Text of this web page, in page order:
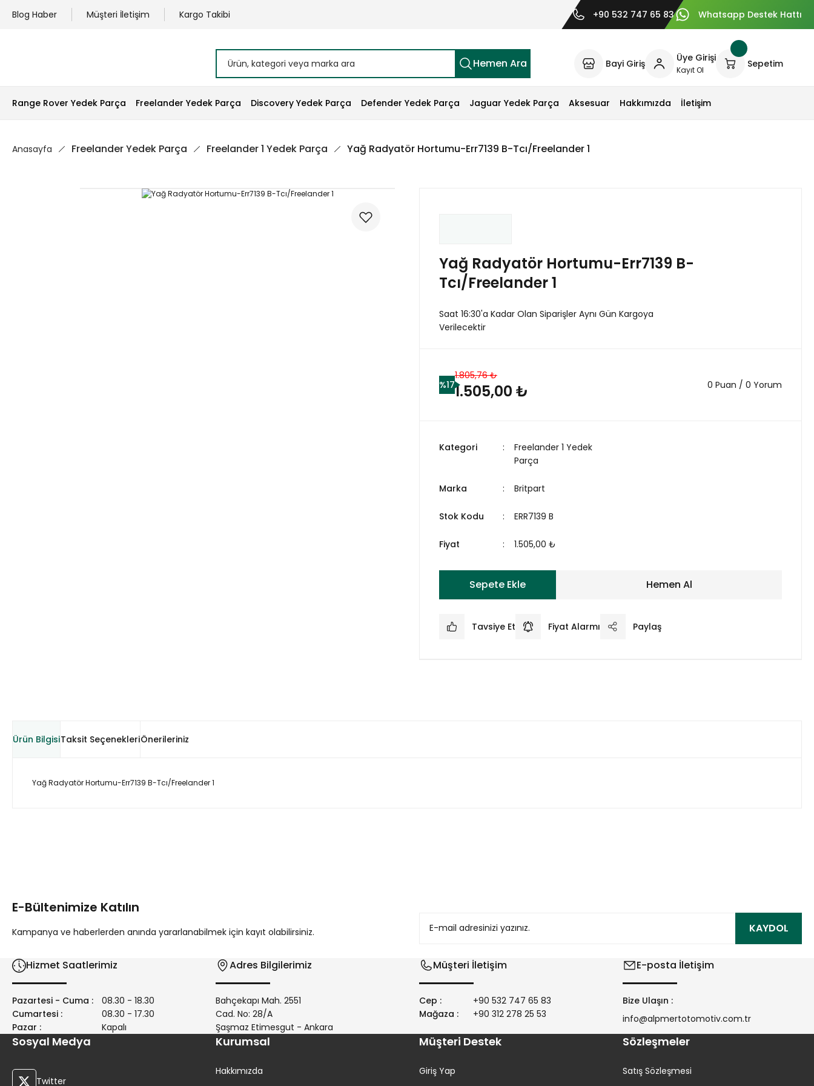
Blog Haber Müşteri İletişim Kargo Takibi +90 532 747 65 83 Whatsapp Destek Hattı
Hemen Ara Bayi Giriş Üye Girişi
Kayıt Ol
Sepetim
Range Rover Yedek Parça Freelander Yedek Parça Discovery Yedek Parça Defender Yedek Parça Jaguar Yedek Parça Aksesuar Hakkımızda İletişim
Anasayfa Freelander Yedek Parça Freelander 1 Yedek Parça Yağ Radyatör Hortumu-Err7139 B-Tcı/Freelander 1
Yağ Radyatör Hortumu-Err7139 B-
Tcı/Freelander 1
Saat 16:30'a Kadar Olan Siparişler Aynı Gün Kargoya
Verilecektir
%17
1.805,76 ₺
1.505,00 ₺ 0 Puan / 0 Yorum
Kategori
Freelander 1 Yedek
Parça
Marka Britpart
Stok Kodu ERR7139 B
Fiyat 1.505,00 ₺
Sepete Ekle Hemen Al
Tavsiye Et Fiyat Alarmı Paylaş
Ürün BilgisiTaksit SeçenekleriÖnerileriniz
Yağ Radyatör Hortumu-Err7139 B-Tcı/Freelander 1
Ürün bilgilerinde hatalar bulunuyor.
E-Bültenimize Katılın
Kampanya ve haberlerden anında yararlanabilmek için kayıt olabilirsiniz. KAYDOL
Hizmet Saatlerimiz
Pazartesi - Cuma :
08.30 - 18.30
Cumartesi :
08.30 - 17.30
Pazar :
Kapalı
Adres Bilgilerimiz
Bahçekapı Mah. 2551
Cad. No: 28/A
Şaşmaz Etimesgut - Ankara
Müşteri İletişim
Cep :
+90 532 747 65 83
Mağaza :
+90 312 278 25 53
E-posta İletişim
Bize Ulaşın :
info@alpmertotomotiv.com.tr
Sosyal Medya
Twitter
Kurumsal
Hakkımızda
Müşteri Destek
Giriş Yap
Sözleşmeler
Satış Sözleşmesi